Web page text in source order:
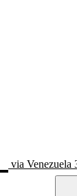
via Venezuela